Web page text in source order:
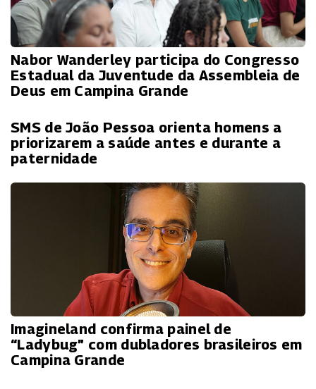
Nabor Wanderley participa do Congresso
Estadual da Juventude da Assembleia de
Deus em Campina Grande
SMS de João Pessoa orienta homens a
priorizarem a saúde antes e durante a
paternidade
Imagineland confirma painel de
“Ladybug” com dubladores brasileiros em
Campina Grande